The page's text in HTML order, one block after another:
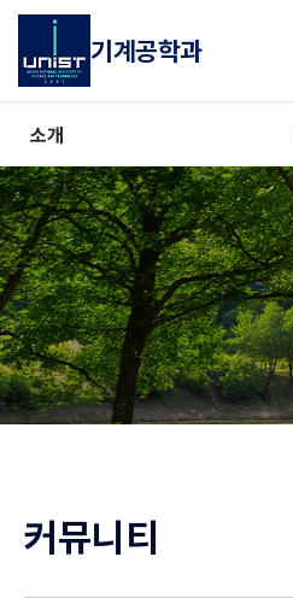
기계공학과
소개
커뮤니티